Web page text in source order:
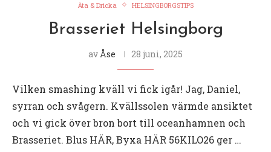
Äta & Dricka HELSINGBORGSTIPS
Brasseriet Helsingborg
av Åse 28 juni, 2025
Vilken smashing kväll vi fick igår! Jag, Daniel,
syrran och svågern. Kvällssolen värmde ansiktet
och vi gick över bron bort till oceanhamnen och
Brasseriet. Blus HÄR, Byxa HÄR 56KILO26 ger …